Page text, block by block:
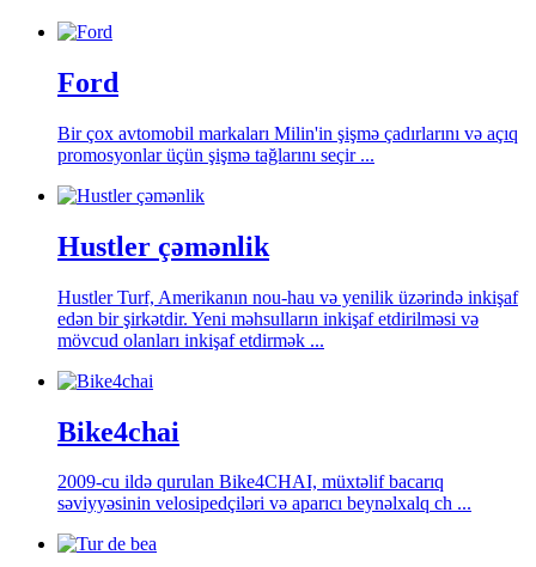
Ford
Bir çox avtomobil markaları Milin'in şişmə çadırlarını və açıq
promosyonlar üçün şişmə tağlarını seçir ...
Hustler çəmənlik
Hustler Turf, Amerikanın nou-hau və yenilik üzərində inkişaf
edən bir şirkətdir. Yeni məhsulların inkişaf etdirilməsi və
mövcud olanları inkişaf etdirmək ...
Bike4chai
2009-cu ildə qurulan Bike4CHAI, müxtəlif bacarıq
səviyyəsinin velosipedçiləri və aparıcı beynəlxalq ch ...